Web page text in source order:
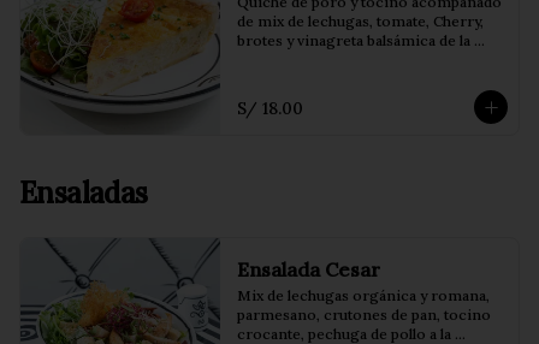
de mix de lechugas, tomate, Cherry,
brotes y vinagreta balsámica de la
S/ 18.00
Ensaladas
Ensalada Cesar
Mix de lechugas orgánica y romana,
parmesano, crutones de pan, tocino
crocante, pechuga de pollo a la